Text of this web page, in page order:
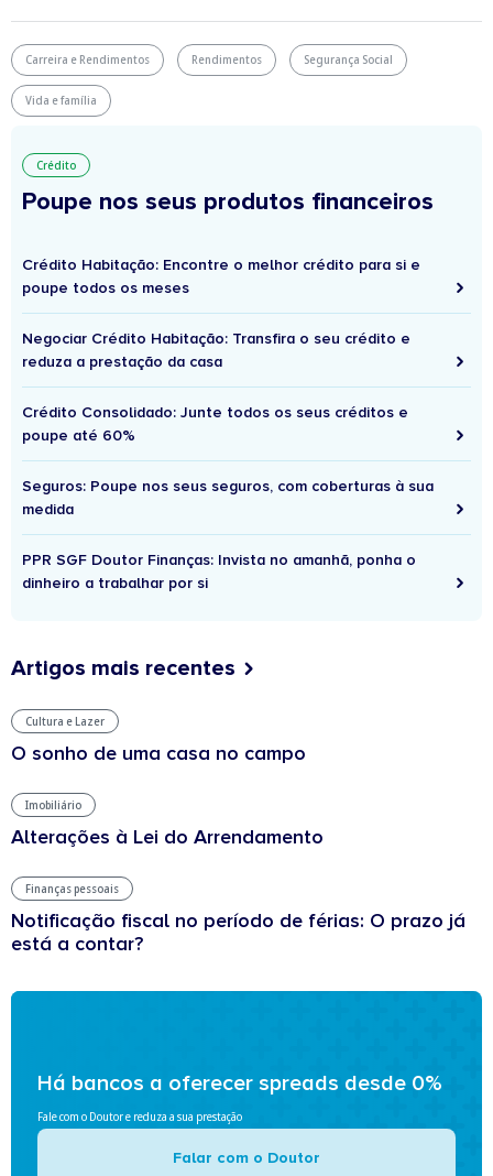
Carreira e Rendimentos Rendimentos Segurança Social
Vida e família
Crédito
Poupe nos seus produtos financeiros
Crédito Habitação: Encontre o melhor crédito para si e
poupe todos os meses
Negociar Crédito Habitação: Transfira o seu crédito e
reduza a prestação da casa
Crédito Consolidado: Junte todos os seus créditos e
poupe até 60%
Seguros: Poupe nos seus seguros, com coberturas à sua
medida
PPR SGF Doutor Finanças: Invista no amanhã, ponha o
dinheiro a trabalhar por si
Artigos mais recentes
Cultura e Lazer
O sonho de uma casa no campo
Imobiliário
Alterações à Lei do Arrendamento
Finanças pessoais
Notificação fiscal no período de férias: O prazo já
está a contar?
Há bancos a oferecer spreads desde 0%
Fale com o Doutor e reduza a sua prestação
Falar com o Doutor